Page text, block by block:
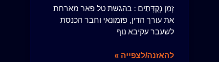
זְמַן נְקֻדָּתַים : בהגשת טל פאר מארחת
את עורך הדין, פזמונאי וחבר הכנסת
לשעבר עקיבא נוף
להאזנה/לצפייה »